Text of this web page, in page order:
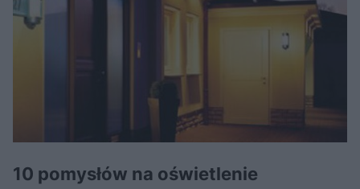
10 pomysłów na oświetlenie